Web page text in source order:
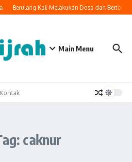
Berulang Kali Melakukan Dosa dan
Main Menu
Kontak
caknur